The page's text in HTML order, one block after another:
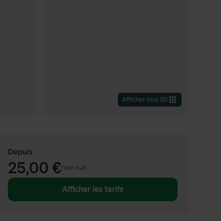
Afficher tout (6)
Depuis
25,00 €/ par nuit
Afficher les tarifs